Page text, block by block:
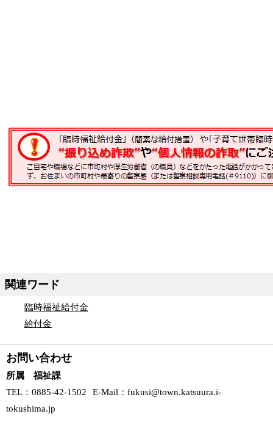
関連ワード
臨時福祉給付金
給付金
お問い合わせ
所属 福祉課
TEL ：0885-42-1502 E-Mail ： fukusi@town.katsuura.i-
tokushima.jp